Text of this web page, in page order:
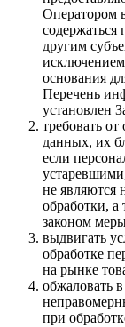
Оператором
содержаться
другим
исключением
основания
Перечень
установлен
требовать
данных, их
если
не являются
обработки,
законом
выдвигать
обработке
на рынке
обжаловать
при